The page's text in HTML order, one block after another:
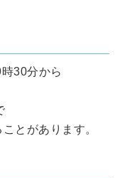
30分から
とがあります。